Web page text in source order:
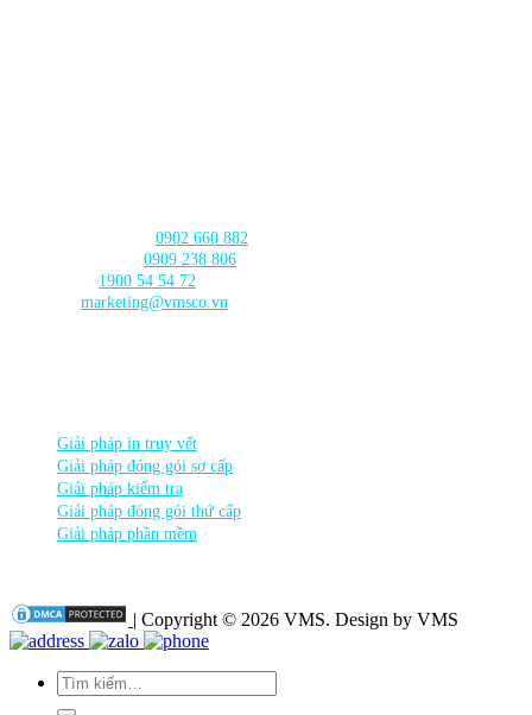
0902 660 882
0909 238 806
1900 54 54 72
marketing@vmsco.vn
Giải pháp in truy vết
Giải pháp đóng gói sơ cấp
Giải pháp kiểm tra
Giải pháp đóng gói thứ cấp
Giải pháp phần mềm
| Copyright © 2026 VMS. Design by VMS
Tìm
kiếm: